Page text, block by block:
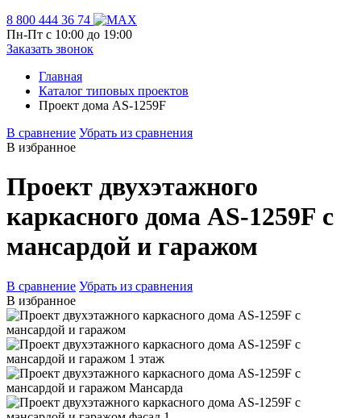
8 800 444 36 74
Пн-Пт с 10:00 до 19:00
Заказать звонок
Главная
Каталог типовых проектов
Проект дома AS-1259F
В сравнение Убрать из сравнения
В избранное
Проект двухэтажного
каркасного дома AS-1259F с
мансардой и гаражом
В сравнение Убрать из сравнения
В избранное